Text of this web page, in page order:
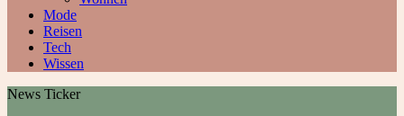
Mode
Reisen
Tech
Wissen
News Ticker